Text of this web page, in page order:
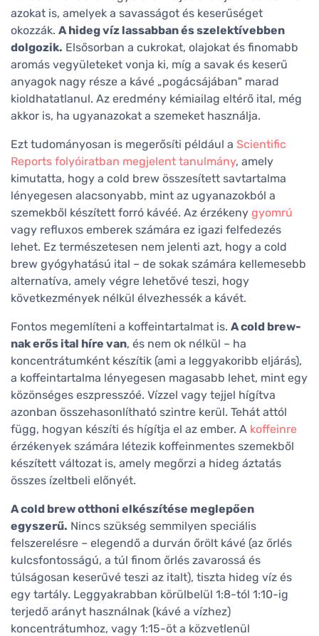
azokat is, amelyek a savasságot és keserűséget
okozzák. A hideg víz lassabban és szelektívebben
dolgozik. Elsősorban a cukrokat, olajokat és finomabb
aromás vegyületeket vonja ki, míg a savak és keserű
anyagok nagy része a kávé „pogácsájában" marad
kioldhatatlanul. Az eredmény kémiailag eltérő ital, még
akkor is, ha ugyanazokat a szemeket használja.
Ezt tudományosan is megerősíti például a Scientific
Reports folyóiratban megjelent tanulmány, amely
kimutatta, hogy a cold brew összesített savtartalma
lényegesen alacsonyabb, mint az ugyanazokból a
szemekből készített forró kávéé. Az érzékeny gyomrú
vagy refluxos emberek számára ez igazi felfedezés
lehet. Ez természetesen nem jelenti azt, hogy a cold
brew gyógyhatású ital – de sokak számára kellemesebb
alternatíva, amely végre lehetővé teszi, hogy
következmények nélkül élvezhessék a kávét.
Fontos megemlíteni a koffeintartalmat is. A cold brew-
nak erős ital híre van, és nem ok nélkül – ha
koncentrátumként készítik (ami a leggyakoribb eljárás),
a koffeintartalma lényegesen magasabb lehet, mint egy
közönséges eszpresszóé. Vízzel vagy tejjel hígítva
azonban összehasonlítható szintre kerül. Tehát attól
függ, hogyan készíti és hígítja el az ember. A koffeinre
érzékenyek számára létezik koffeinmentes szemekből
készített változat is, amely megőrzi a hideg áztatás
összes ízeltbeli előnyét.
A cold brew otthoni elkészítése meglepően
egyszerű. Nincs szükség semmilyen speciális
felszerelésre – elegendő a durván őrölt kávé (az őrlés
kulcsfontosságú, a túl finom őrlés zavarossá és
túlságosan keserűvé teszi az italt), tiszta hideg víz és
egy tartály. Leggyakrabban körülbelül 1:8-tól 1:10-ig
terjedő arányt használnak (kávé a vízhez)
koncentrátumhoz, vagy 1:15-öt a közvetlenül